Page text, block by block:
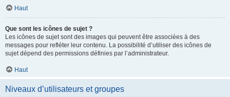
Haut
Que sont les icônes de sujet ?
Les icônes de sujet sont des images qui peuvent être associées à des
messages pour refléter leur contenu. La possibilité d’utiliser des icônes de
sujet dépend des permissions définies par l’administrateur.
Haut
Niveaux d’utilisateurs et groupes